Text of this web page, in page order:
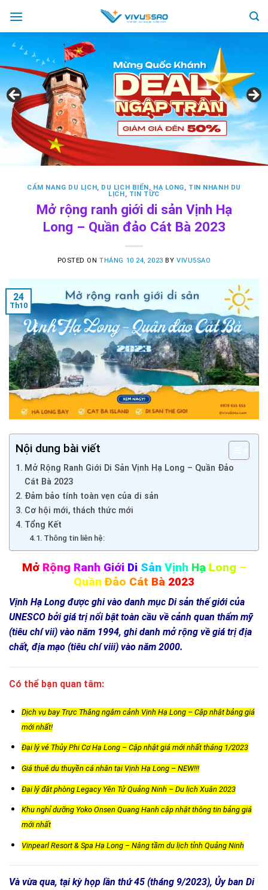
content
CẨM NANG DU LỊCH, DU LỊCH BIỂN, HẠ LONG, TIN NHANH DU
LỊCH, TIN TỨC
Mở rộng ranh giới di sản Vịnh Hạ
Long – Quần đảo Cát Bà 2023
POSTED ONTHÁNG 10 24, 2023 BY VIVU5SAO
24
Th10
Nội dung bài viết
Mở Rộng Ranh Giới Di Sản Vịnh Hạ Long – Quần Đảo
Cát Bà 2023
Đảm bảo tính toàn vẹn của di sản
Cơ hội mới, thách thức mới
Tổng Kết
Thông tin liên hệ:
Mở Rộng Ranh Giới Di Sản Vịnh HạLong –
Quần Đảo Cát Bà 2023
Vịnh Hạ Long được ghi vào danh mục Di sản thế giới của
UNESCO bởi giá trị nổi bật toàn cầu về cảnh quan thẩm mỹ
(tiêu chí vii) vào năm 1994, ghi danh mở rộng về giá trị địa
chất, địa mạo (tiêu chí viii) vào năm 2000.
Có thể bạn quan tâm:
Dịch vụ bay Trực Thăng ngắm cảnh Vịnh Hạ Long – Cập nhật bảng giá
mới nhất!
Đại lý vé Thủy Phi Cơ Hạ Long – Cập nhật giá mới nhất tháng 1/2023
Giá thuê du thuyền cá nhân tại Vịnh Hạ Long – NEW!!!
Đại lý đặt phòng Legacy Yên Tử Quảng Ninh – Du lịch Xuân 2023
Khu nghỉ dưỡng Yoko Onsen Quang Hanh cập nhật thông tin bảng giá
mới nhất
Vinpearl Resort & Spa Hạ Long – Nâng tầm du lịch tỉnh Quảng Ninh
Và vừa qua, tại kỳ họp lần thứ 45 (tháng 9/2023), Ủy ban Di